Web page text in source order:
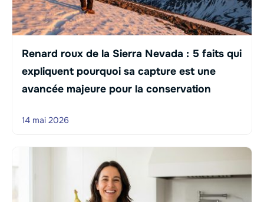
Renard roux de la Sierra Nevada : 5 faits qui
expliquent pourquoi sa capture est une
avancée majeure pour la conservation
14 mai 2026